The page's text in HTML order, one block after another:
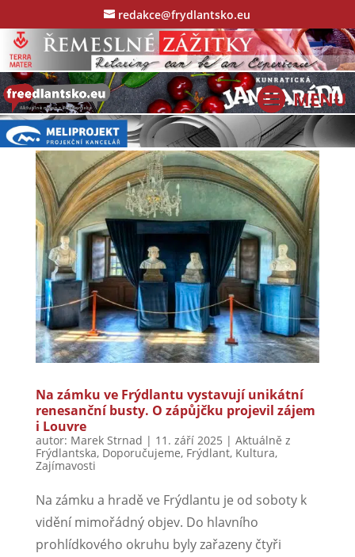
redakce@frydlantsko.eu
Na zámku ve Frýdlantu vystavují unikátní
renesanční busty. O zápůjčku projevil zájem
i Louvre
autor: Marek Strnad | 11. září 2025 | Aktuálně z
Frýdlantska, Doporučujeme, Frýdlant, Kultura,
Zajímavosti
Na zámku a hradě ve Frýdlantu je od soboty k
vidění mimořádný objev. Do hlavního
prohlídkového okruhu byly zařazeny čtyři